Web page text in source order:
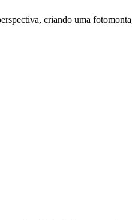
criando uma